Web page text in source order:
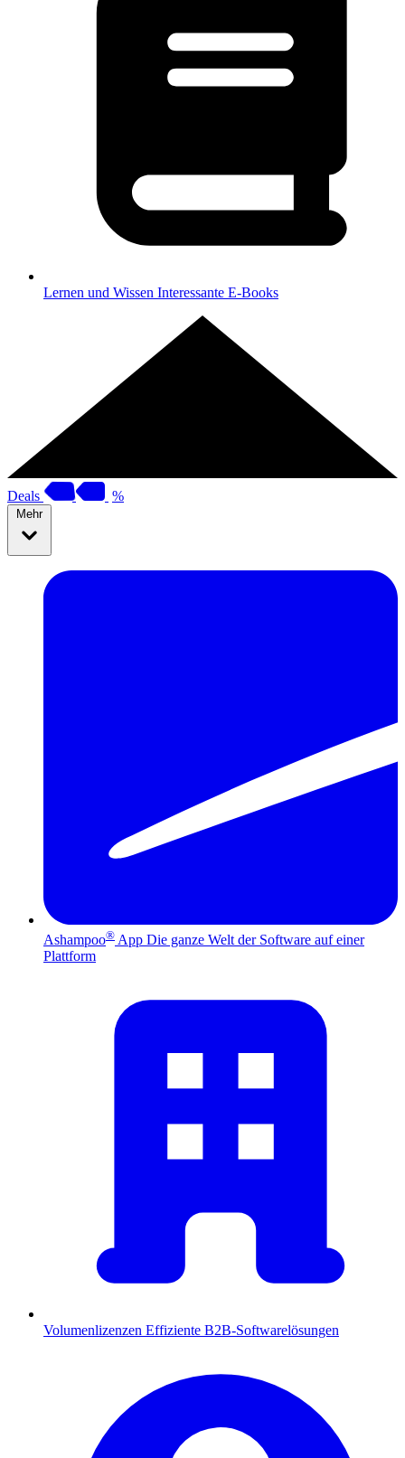
Lernen und Wissen Interessante E-Books
Deals %
Mehr
Ashampoo® App Die ganze Welt der Software auf einer
Plattform
Volumenlizenzen Effiziente B2B-Softwarelösungen